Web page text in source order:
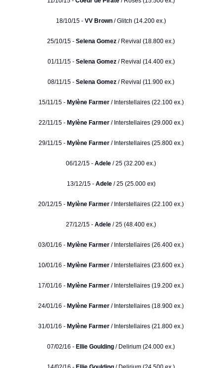
18/10/15 - VV Brown / Glitch (14.200 ex.)
25/10/15 - Selena Gomez / Revival (18.800 ex.)
01/11/15 - Selena Gomez/ Revival (14.400 ex.)
08/11/15 - Selena Gomez / Revival (11.900 ex.)
15/11/15 - Mylène Farmer/ Interstellaires (22.100 ex.)
22/11/15 - Mylène Farmer/ Interstellaires (29.000 ex.)
29/11/15 - Mylène Farmer/ Interstellaires (25.800 ex.)
06/12/15 - Adele / 25 (32.200 ex.)
13/12/15 - Adele / 25 (25.000 ex)
20/12/15 - Mylène Farmer / Interstellaires (22.100 ex.)
27/12/15 - Adele / 25 (48.400 ex.)
03/01/16 - Mylène Farmer / Interstellaires (26.400 ex.)
10/01/16 - Mylène Farmer / Interstellaires (23.600 ex.)
17/01/16 - Mylène Farmer / Interstellaires (19.200 ex.)
24/01/16 - Mylène Farmer / Interstellaires (18.900 ex.)
31/01/16 - Mylène Farmer / Interstellaires (21.800 ex.)
07/02/16 - Ellie Goulding / Delirium (24.000 ex.)